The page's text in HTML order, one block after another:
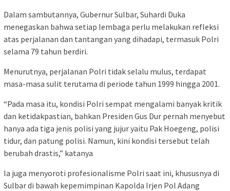
Dalam sambutannya, Gubernur Sulbar, Suhardi Duka
menegaskan bahwa setiap lembaga perlu melakukan refleksi
atas perjalanan dan tantangan yang dihadapi, termasuk Polri
selama 79 tahun berdiri.
Menurutnya, perjalanan Polri tidak selalu mulus, terdapat
masa-masa sulit terutama di periode tahun 1999 hingga 2001.
“Pada masa itu, kondisi Polri sempat mengalami banyak kritik
dan ketidakpastian, bahkan Presiden Gus Dur pernah menyebut
hanya ada tiga jenis polisi yang jujur yaitu Pak Hoegeng, polisi
tidur, dan patung polisi. Namun, kini kondisi tersebut telah
berubah drastis,” katanya
Ia juga menyoroti profesionalisme Polri saat ini, khususnya di
Sulbar di bawah kepemimpinan Kapolda Irjen Pol Adang